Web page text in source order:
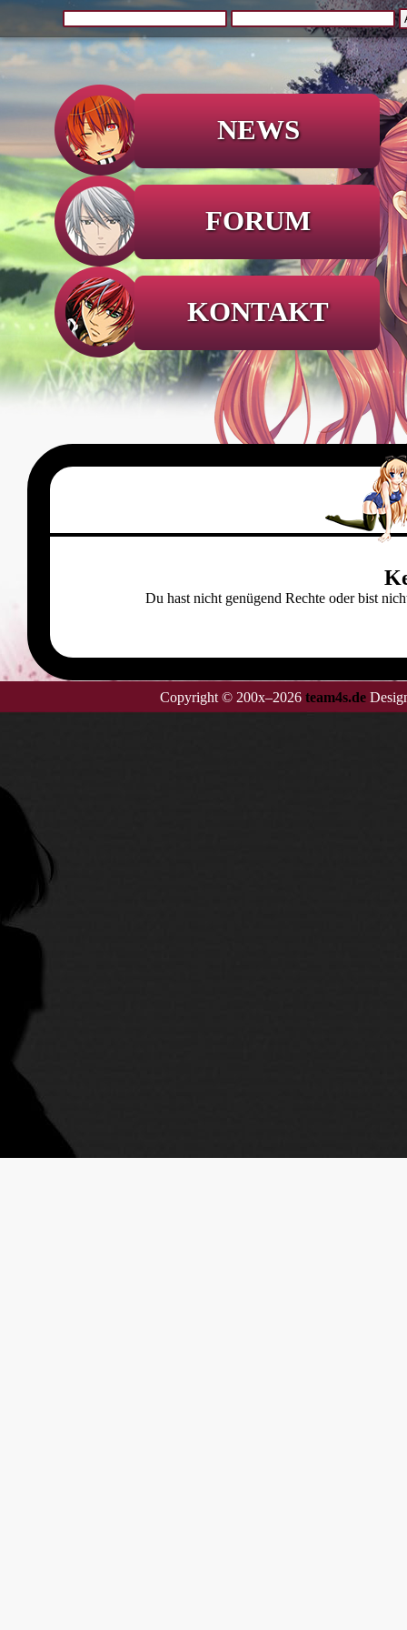
NEWS
FORUM
KONTAKT
Du hast nicht genügend Rechte oder bist
Copyright © 200x–2026 team4s.de